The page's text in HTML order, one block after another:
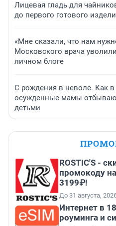
Лицевая гладь для
до первого готового
«Мне сказали, что нам
Московского врача
личном блоге
С рождения в неволе. Как
осужденные мамы
детьми
ROSTIC'S -
промокоду
3199₽!
До 31 августа,
Интернет в
роуминга и